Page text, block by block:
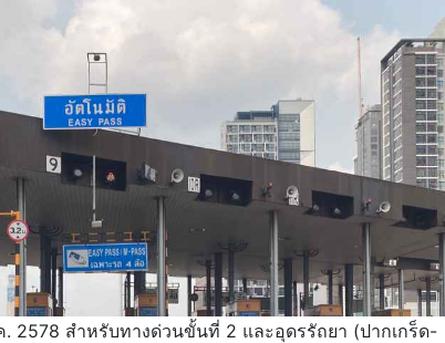
. 2578 สำหรับทางด่วนขั้นที่ 2 และอุดรรัถยา (ปากเกร็ด-